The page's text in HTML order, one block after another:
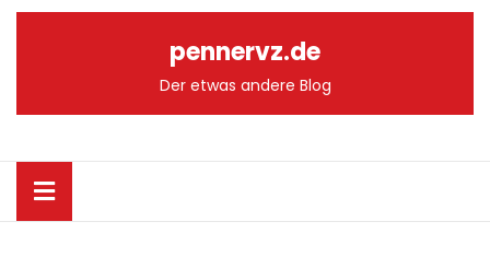
Skip
pennervz.de
Der etwas andere Blog